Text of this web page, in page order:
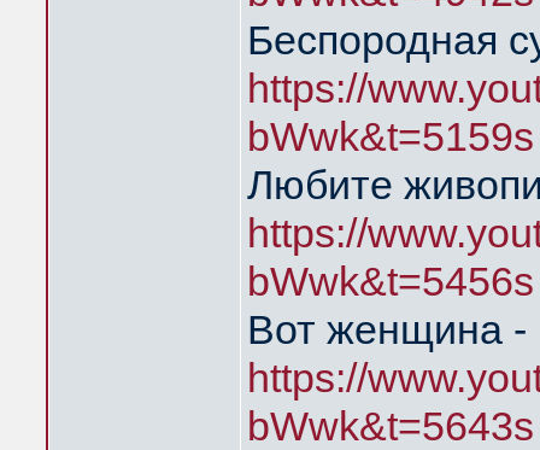
Беспородная
https://
bWwk&t=5159s
Любите
https://
bWwk&t=5456s
Вот женщина -
https://
bWwk&t=5643s